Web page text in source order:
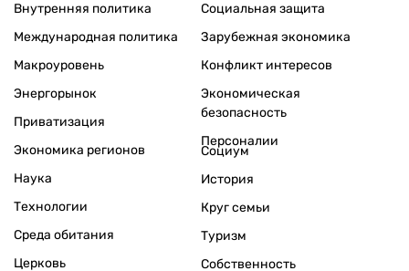
Внутренняя политика
Международная политика
Макроуровень
Энергорынок
Приватизация
Экономика регионов
Социальная защита
Зарубежная экономика
Конфликт интересов
Экономическая
безопасность
Персоналии
Наука
Технологии
Среда обитания
Церковь
Социум
История
Круг семьи
Туризм
Собственность